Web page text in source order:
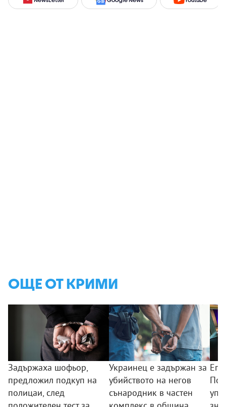
ОЩЕ ОТ КРИМИ
Задържаха шофьор,
предложил подкуп на
полицаи, след
Украинец е задържан за
убийството на негов
сънародник в частен